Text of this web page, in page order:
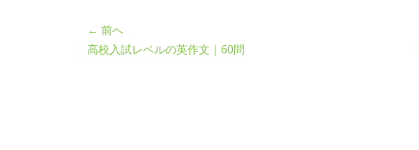
← 前へ
高校入試レベルの英作文｜60問